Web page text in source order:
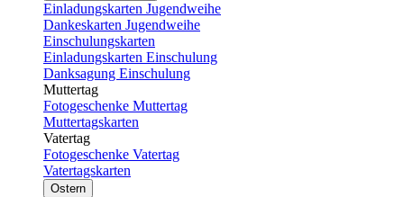
Einladungskarten Jugendweihe
Dankeskarten Jugendweihe
Einschulungskarten
Einladungskarten Einschulung
Danksagung Einschulung
Muttertag
Fotogeschenke Muttertag
Muttertagskarten
Vatertag
Fotogeschenke Vatertag
Vatertagskarten
Ostern